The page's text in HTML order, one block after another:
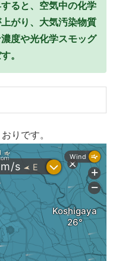
ると、空気中の化学
がり、大気汚染物質
度や光化学スモッグ
。
りです。